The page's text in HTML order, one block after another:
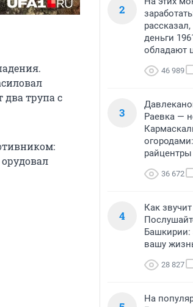
два трупа с
2
деньги
обладают
46 989
3
Раевка —
36 672
4
Как
Башкирии:
вашу
28 827
На